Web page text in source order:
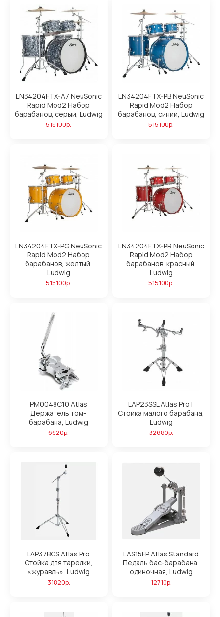
LN34204FTX-A7 NeuSonic
Rapid Mod2 Набор
барабанов, серый, Ludwig
515100р.
LN34204FTX-PB NeuSonic
Rapid Mod2 Набор
барабанов, синий, Ludwig
515100р.
LN34204FTX-PG NeuSonic
Rapid Mod2 Набор
барабанов, желтый,
Ludwig
515100р.
LN34204FTX-PR NeuSonic
Rapid Mod2 Набор
барабанов, красный,
Ludwig
515100р.
PM0048C10 Atlas
Держатель том-
барабана, Ludwig
6620р.
LAP23SSL Atlas Pro II
Стойка малого барабана,
Ludwig
32680р.
LAP37BCS Atlas Pro
Стойка для тарелки,
«журавль», Ludwig
31820р.
LAS15FP Atlas Standard
Педаль бас-барабана,
одиночная, Ludwig
12710р.